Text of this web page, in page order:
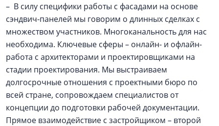
– В силу специфики работы с фасадами на основе
сэндвич-панелей мы говорим о длинных сделках с
множеством участников. Многоканальность для нас
необходима. Ключевые сферы – онлайн- и офлайн-
работа с архитекторами и проектировщиками на
стадии проектирования. Мы выстраиваем
долгосрочные отношения с проектными бюро по
всей стране, сопровождаем специалистов от
концепции до подготовки рабочей документации.
Прямое взаимодействие с застройщиком – второй